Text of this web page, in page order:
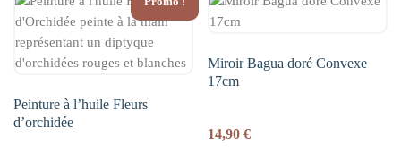
Peinture à l’huile Fleurs
d’orchidée
Miroir Bagua doré Convexe
17cm
14,90€